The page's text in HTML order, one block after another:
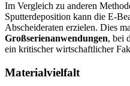
Im Vergleich zu anderen
Sputterdeposition kann die E-
Abscheideraten erzielen. Dies
Großserienanwendungen, bei
ein kritischer wirtschaftlicher
Materialvielfalt